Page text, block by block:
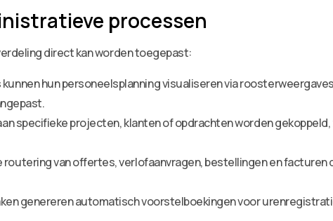
processen
direct kan worden toegepast:
hun personeelsplanning visualiseren via
specifieke projecten, klanten of opdrachten worden
van offertes, verlofaanvragen, bestellingen en facturen
genereren automatisch voorstelboekingen voor